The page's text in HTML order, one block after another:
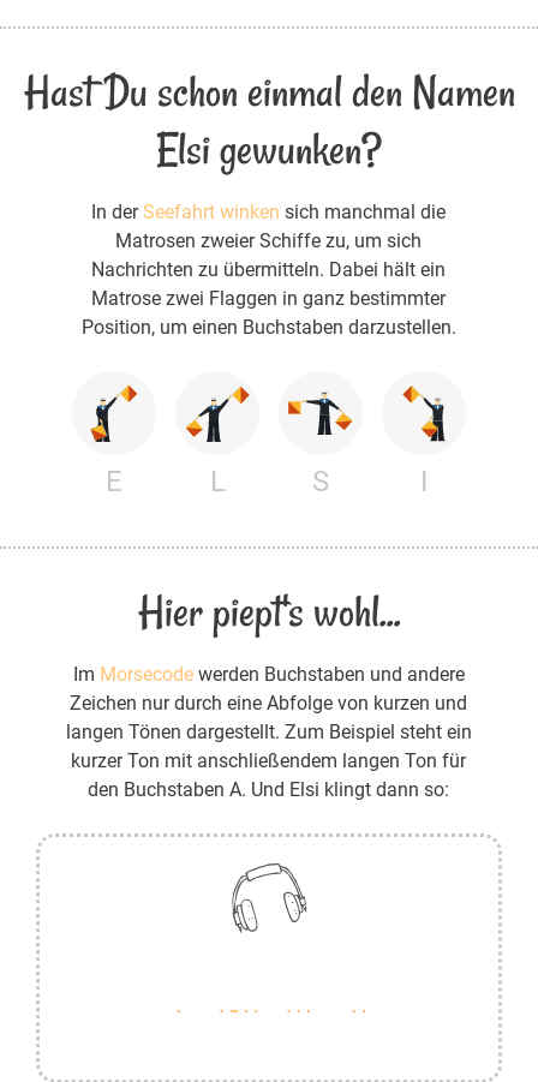
Hast Du schon einmal den Namen
Elsi gewunken?
In derSeefahrt winken sich manchmal die
Matrosen zweier Schiffe zu, um sich
Nachrichten zu übermitteln. Dabei hält ein
Matrose zwei Flaggen in ganz bestimmter
Position, um einen Buchstaben darzustellen.
E L S I
Hier piept's wohl...
Im Morsecodewerden Buchstaben und andere
Zeichen nur durch eine Abfolge von kurzen und
langen Tönen dargestellt. Zum Beispiel steht ein
kurzer Ton mit anschließendem langen Ton für
den Buchstaben A. Und Elsi klingt dann so: